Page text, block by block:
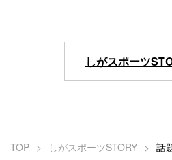
TOP しがスポーツSTORY
しがスポーツ